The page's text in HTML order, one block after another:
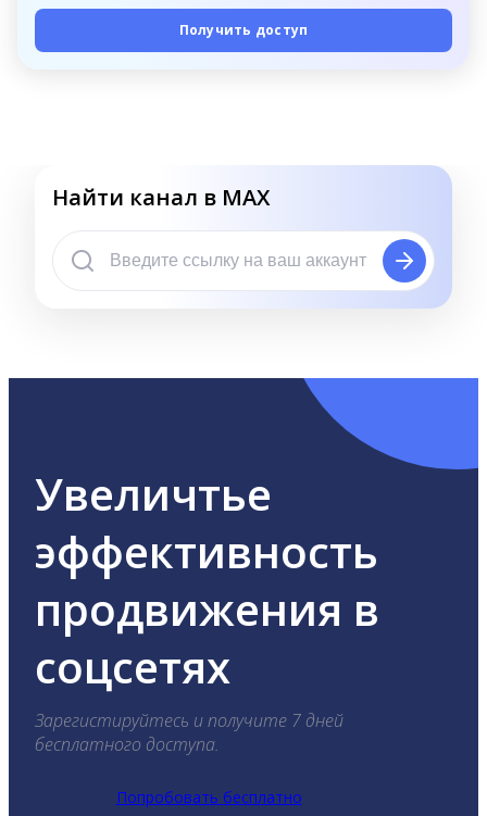
Получить доступ
Найти канал в MAX
Увеличтье
эффективность
продвижения в
соцсетях
Зарегистируйтесь и получите 7 дней
бесплатного доступа.
Попробовать бесплатно